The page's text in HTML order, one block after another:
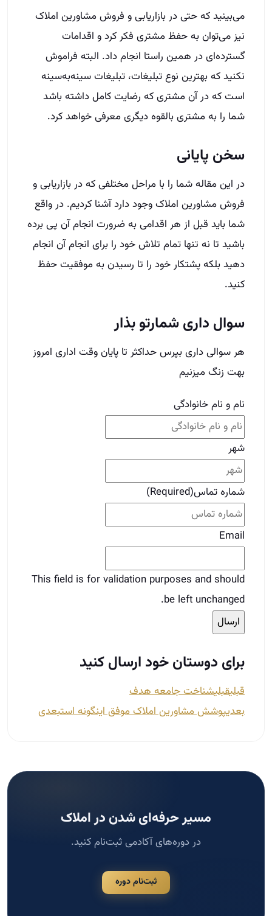
می‌بینید که حتی در بازاریابی و فروش مشاورین املاک
نیز می‌توان به حفظ مشتری فکر کرد و اقدامات
گسترده‌ای در همین راستا انجام داد. البته فراموش
نکنید که بهترین نوع تبلیغات، تبلیغات سینه‌به‌سینه
است که در آن مشتری که رضایت کامل داشته باشد
شما را به مشتری بالقوه دیگری معرفی خواهد کرد.
سخن پایانی
در این مقاله شما را با مراحل مختلفی که در بازاریابی و
فروش مشاورین املاک وجود دارد آشنا کردیم. در واقع
شما باید قبل از هر اقدامی به ضرورت انجام آن پی برده
باشید تا نه تنها تمام تلاش خود را برای انجام آن انجام
دهید بلکه پشتکار خود را تا رسیدن به موفقیت حفظ
کنید.
سوال داری شمارتو بذار
هر سوالی داری بپرس حداکثر تا پایان وقت اداری امروز
بهت زنگ میزنیم
نام و نام خانوادگی
شهر
شماره تماس(Required)
Email
This field is for validation purposes and should
be left unchanged.
برای دوستان خود ارسال کنید
قبلیقبلیشناخت جامعه هدف
بعدیپوشش مشاورین املاک موفق اینگونه استبعدی
مسیر حرفه‌ای شدن در املاک
در دوره‌های آکادمی ثبت‌نام کنید.
ثبت‌نام دوره